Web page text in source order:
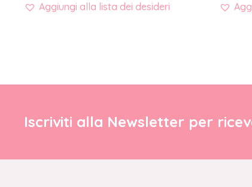
Aggiungi alla lista dei desideri
Iscriviti alla Newsletter per